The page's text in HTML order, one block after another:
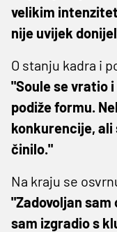
velikim
nije uvijek
O stanju kadra i
"Soule se vratio
podiže formu.
konkurencije, ali
činilo."
Na kraju se
"Zadovoljan
sam izgradio s